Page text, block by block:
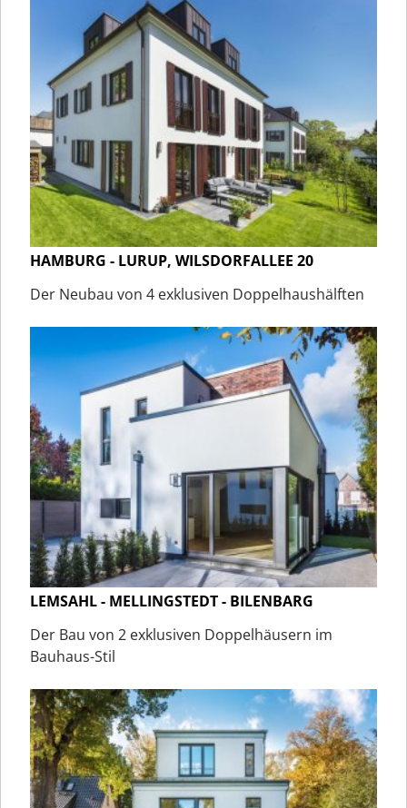
HAMBURG - LURUP, WILSDORFALLEE 20
Der Neubau von 4 exklusiven Doppelhaushälften
LEMSAHL - MELLINGSTEDT - BILENBARG
Der Bau von 2 exklusiven Doppelhäusern im
Bauhaus-Stil